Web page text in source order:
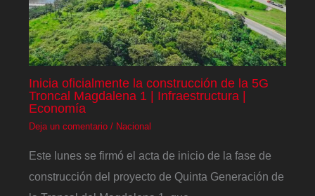
Inicia oficialmente la construcción de la 5G
Troncal Magdalena 1 | Infraestructura |
Economía
Deja un comentario / Nacional
Este lunes se firmó el acta de inicio de la fase de
construcción del proyecto de Quinta Generación de